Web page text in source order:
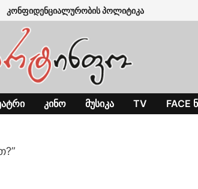
კონფიდენციალურობის პოლიტიკა
ᲙᲘᲜᲝ ᲛᲣᲡᲘᲙᲐ TV FACE